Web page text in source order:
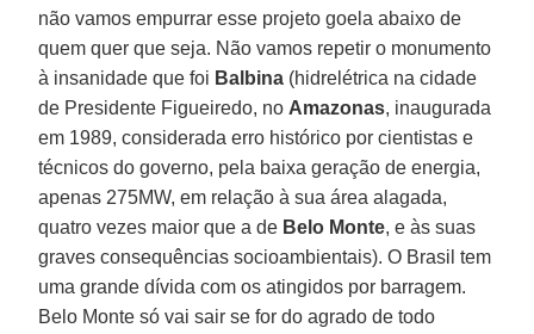
não vamos empurrar esse projeto goela abaixo de
quem quer que seja. Não vamos repetir o monumento
à insanidade que foi Balbina (hidrelétrica na cidade
de Presidente Figueiredo, no Amazonas, inaugurada
em 1989, considerada erro histórico por cientistas e
técnicos do governo, pela baixa geração de energia,
apenas 275MW, em relação à sua área alagada,
quatro vezes maior que a de Belo Monte, e às suas
graves consequências socioambientais). O Brasil tem
uma grande dívida com os atingidos por barragem.
Belo Monte só vai sair se for do agrado de todo